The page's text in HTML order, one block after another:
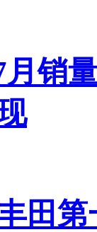
销
田